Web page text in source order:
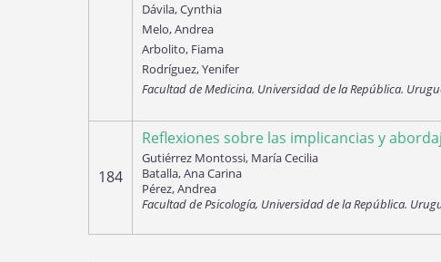
Dávila, Cynthia
Melo, Andrea
Arbolito, Fiama
Rodríguez, Yenifer
Facultad de Medicina. Universidad de la República.
184
Reflexiones sobre las implicancias y
Gutiérrez Montossi, María Cecilia
Batalla, Ana Carina
Pérez, Andrea
Facultad de Psicología, Universidad de la República.